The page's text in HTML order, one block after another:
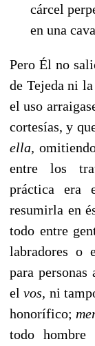
cárcel
en una
Pero Él no
de Tejeda ni
el uso
cortesías, y
ella,
entre los
práctica era
resumirla en
todo entre
la­bradores o
para
elvos, ni
honorífico;
todo hombre